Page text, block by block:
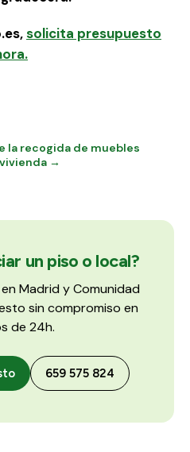
solicita presupuesto
la recogida de muebles
→
un piso o local?
Madrid y Comunidad
sin compromiso en
de 24h.
659 575 824